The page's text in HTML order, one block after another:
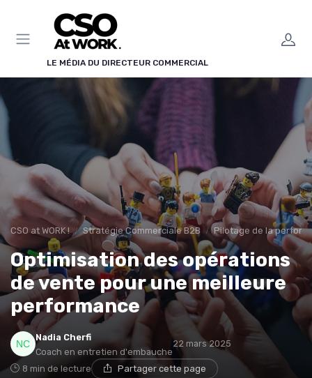
LE MÉDIA DU DIRECTEUR COMMERCIAL
CSO at WORK ! Stratégie Commerciale B2B Pilotage de la
Optimisation des opérations
de vente pour une meilleure
performance
Nadia Cherfi
Coach en entretien d'embauche
22 mars 2025
8 min de lecture Partager cette page